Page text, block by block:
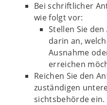
Bei schriftlicher
wie folgt vor:
Stellen Sie
darin an,
Ausnahme
erreichen
Reichen Sie den
zuständigen
sichtsbehörde ein.